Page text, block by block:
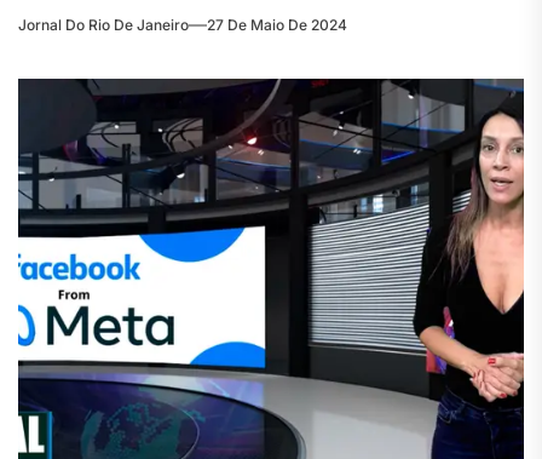
Jornal Do Rio De Janeiro 27 De Maio De 2024